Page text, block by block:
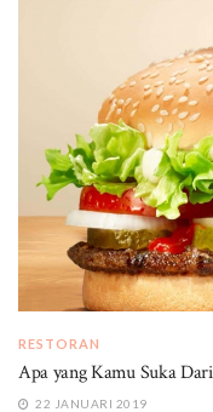
RESTORAN
Apa yang Kamu Suka
22 JANUARI 2019